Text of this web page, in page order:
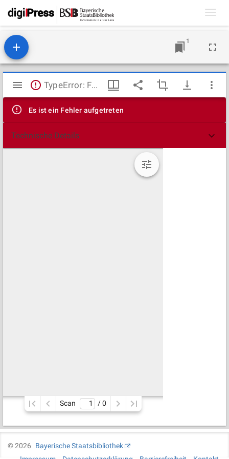
1
Mirador
Viewer
TypeError: Failed to fetch
Es ist ein Fehler aufgetreten
Technische Details
Scan / 0
©2026
Bayerische Staatsbibliothek